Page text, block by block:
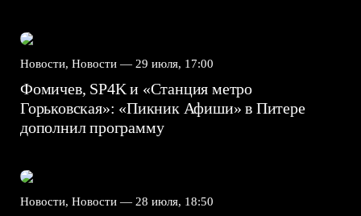
Новости, Новости — 29 июля, 17:00
Фомичев, SP4K и «Станция метро
Горьковская»: «Пикник Афиши» в Питере
дополнил программу
Новости, Новости — 28 июля, 18:50